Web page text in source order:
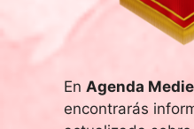
En Agenda
encontrarás